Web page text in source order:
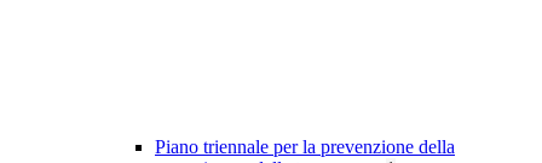
Piano triennale per la prevenzione della